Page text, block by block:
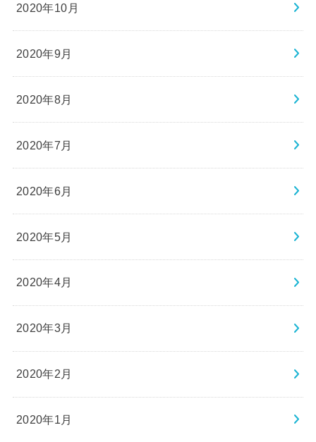
2020年10月
2020年9月
2020年8月
2020年7月
2020年6月
2020年5月
2020年4月
2020年3月
2020年2月
2020年1月